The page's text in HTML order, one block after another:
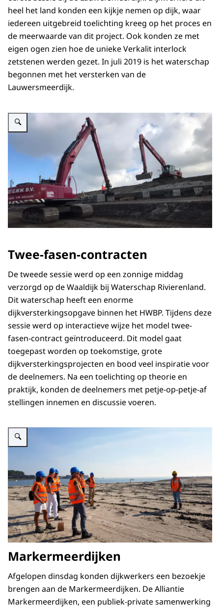
heel het land konden een kijkje nemen op dijk, waar
iedereen uitgebreid toelichting kreeg op het proces en
de meerwaarde van dit project. Ook konden ze met
eigen ogen zien hoe de unieke Verkalit interlock
zetstenen werden gezet. In juli 2019 is het waterschap
begonnen met het versterken van de
Lauwersmeerdijk.
Vergroot afbeelding demonstratie van het plaatsen van zetstenen met
Twee-fasen-contracten
De tweede sessie werd op een zonnige middag
verzorgd op de Waaldijk bij Waterschap Rivierenland.
Dit waterschap heeft een enorme
dijkversterkingsopgave binnen het HWBP. Tijdens deze
sessie werd op interactieve wijze het model twee-
fasen-contract geïntroduceerd. Dit model gaat
toegepast worden op toekomstige, grote
dijkversterkingsprojecten en bood veel inspiratie voor
de deelnemers. Na een toelichting op theorie en
praktijk, konden de deelnemers met petje-op-petje-af
stellingen innemen en discussie voeren.
Vergroot afbeelding Uitleg voor groep bij werkbezoek aan Markermeerdijk
Markermeerdijken
Afgelopen dinsdag konden dijkwerkers een bezoekje
brengen aan de Markermeerdijken. De Alliantie
Markermeerdijken, een publiek-private samenwerking